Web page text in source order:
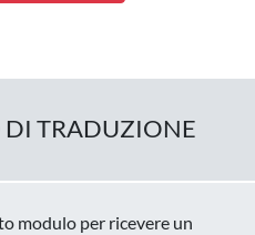
DI TRADUZIONE
modulo per ricevere un